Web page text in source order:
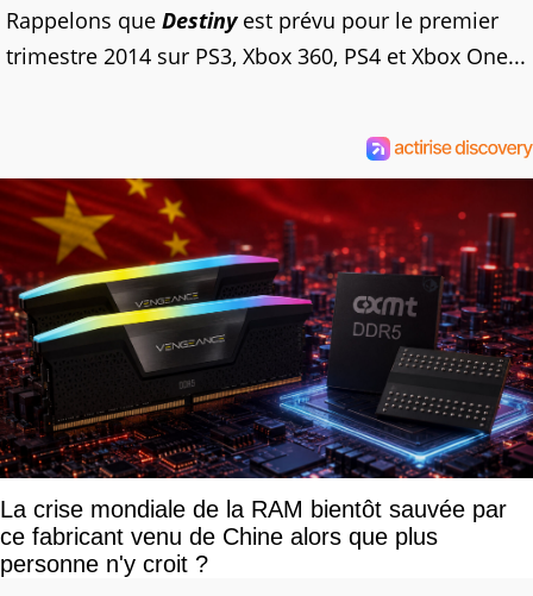
Rappelons que Destinyest prévu pour le premier
trimestre 2014 sur PS3, Xbox 360, PS4 et Xbox One...
La crise mondiale de la RAM bientôt sauvée par
ce fabricant venu de Chine alors que plus
personne n'y croit ?